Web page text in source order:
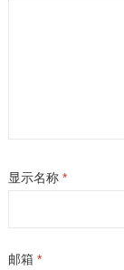
显示名称 *
邮箱 *